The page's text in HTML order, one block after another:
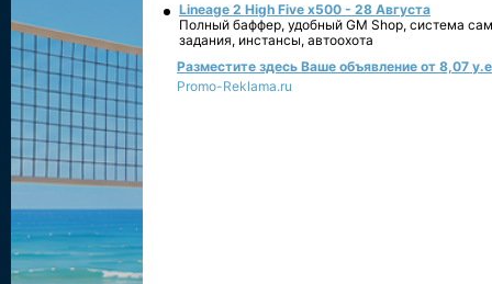
Lineage 2 High Five x500 - 28 Августа
Полный баффер, удобный GM Shop, система
задания, инстансы, автоохота
Разместите здесь Ваше объявление от 8,07
Promo-Reklama.ru